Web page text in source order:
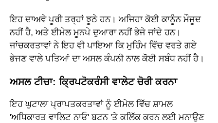
ਇਹ ਦਾਅਵੇ ਪੂਰੀ ਤਰ੍ਹਾਂ ਝੂਠੇ ਹਨ। ਅਜਿਹਾ ਕੋਈ ਕਾਨੂੰਨ ਮੌਜੂਦ
ਨਹੀਂ ਹੈ, ਅਤੇ ਈਮੇਲ ਮੂਨਪੇ ਦੁਆਰਾ ਨਹੀਂ ਭੇਜੇ ਜਾਂਦੇ ਹਨ।
ਜਾਂਚਕਰਤਾਵਾਂ ਨੇ ਇਹ ਵੀ ਪਾਇਆ ਕਿ ਮੁਹਿੰਮ ਵਿੱਚ ਵਰਤੇ ਗਏ
ਭੇਜਣ ਵਾਲੇ ਪਤਿਆਂ ਦਾ ਅਸਲ ਕੰਪਨੀ ਨਾਲ ਕੋਈ ਸਬੰਧ ਨਹੀਂ ਹੈ।
ਅਸਲ ਟੀਚਾ: ਕ੍ਰਿਪਟੋਕਰੰਸੀ ਵਾਲੇਟ ਚੋਰੀ ਕਰਨਾ
ਇਹ ਘੁਟਾਲਾ ਪ੍ਰਾਪਤਕਰਤਾਵਾਂ ਨੂੰ ਈਮੇਲ ਵਿੱਚ ਸ਼ਾਮਲ
'ਅਧਿਕਾਰਤ ਵਾਲਿਟ ਨਾਓ' ਬਟਨ 'ਤੇ ਕਲਿੱਕ ਕਰਨ ਲਈ ਮਨਾਉਣ